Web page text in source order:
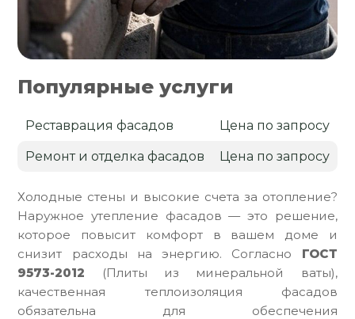
Холодные стены и высокие счета за отопление?
Наружное утепление фасадов — это решение,
которое повысит комфорт в вашем доме и
снизит расходы на энергию. Согласно ГОСТ
9573-2012 (Плиты из минеральной ваты),
качественная теплоизоляция фасадов
обязательна для обеспечения
Популярные услуги
Реставрация фасадов Цена по запросу
Ремонт и отделка фасадов Цена по запросу